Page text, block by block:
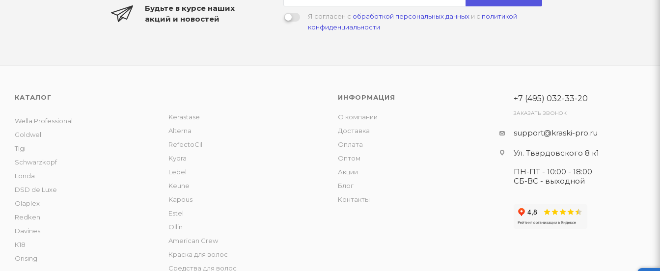
Будьте в курсе наших
акций и новостей
Я согласен с обработкой персональных данныхи с политикой
конфиденциальности
КАТАЛОГ
Wella Professional
Goldwell
Tigi
Schwarzkopf
Londa
DSD de Luxe
Olaplex
Redken
Davines
К18
Orising
Kerastase
Alterna
RefectoCil
Kydra
Lebel
Keune
Kapous
Estel
Ollin
American Crew
Краска для волос
Средства для волос
ИНФОРМАЦИЯ
О компании
Доставка
Оплата
Оптом
Акции
Блог
Контакты
+7 (495) 032-33-20
ЗАКАЗАТЬ ЗВОНОК
support@kraski-pro.ru
Ул. Твардовского 8 к1
ПН-ПТ - 10:00 - 18:00
СБ-ВС - выходной